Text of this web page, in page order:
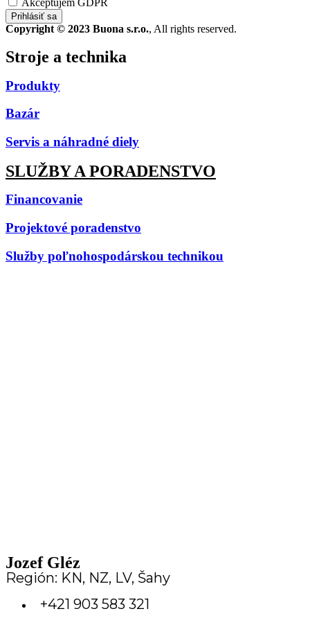
Prihlásiť sa
Copyright © 2023 Buona s.r.o., All rights reserved.
Stroje a technika
Produkty
Bazár
Servis a náhradné diely
SLUŽBY A PORADENSTVO
Financovanie
Projektové poradenstvo
Služby poľnohospodárskou technikou
Jozef Gléz
Región: KN, NZ, LV, Šahy
+421 903 583 321